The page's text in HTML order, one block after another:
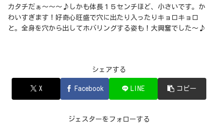
カタチだぁ～～～♪しかも体長１５センチほど、小さいです。か
わいすぎます！好奇心旺盛で穴に出たり入ったりキョロキョロ
と。全身を穴から出してホバリングする姿も！大興奮でした～♪
シェアする
X Facebook LINE コピー
ジェスターをフォローする